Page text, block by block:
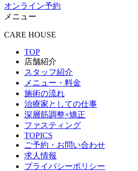
オンライン予約
メニュー
CARE HOUSE
TOP
店舗紹介
スタッフ紹介
メニュー・料金
施術の流れ
治療家としての仕事
深層筋調整×矯正
ファスティング
TOPICS
ご予約・お問い合わせ
求人情報
プライバシーポリシー